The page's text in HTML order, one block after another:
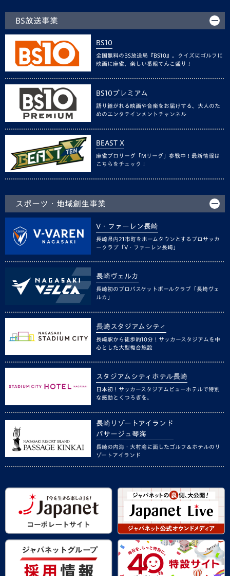
BS放送事業
BS10
全国無料のBS放送局『BS10』。クイズにゴルフに
映画に麻雀、楽しい番組てんこ盛り！
BS10プレミアム
語り継がれる映画や音楽をお届けする、大人のた
めのエンタテインメントチャンネル
BEAST X
麻雀プロリーグ「Mリーグ」参戦中！最新情報は
こちらをチェック！
スポーツ・地域創生事業
V・ファーレン長崎
長崎県内21市町をホームタウンとするプロサッカ
ークラブ「V・ファーレン長崎」
長崎ヴェルカ
長崎初のプロバスケットボールクラブ「長崎ヴェ
ルカ」
長崎スタジアムシティ
長崎駅から徒歩約10分！サッカースタジアムを中
心とした大型複合施設
スタジアムシティホテル長崎
日本初！サッカースタジアムビューホテルで特別
な感動とくつろぎを。
長崎リゾートアイランド
パサージュ琴海
長崎の内海・大村湾に面したゴルフ＆ホテルのリ
ゾートアイランド